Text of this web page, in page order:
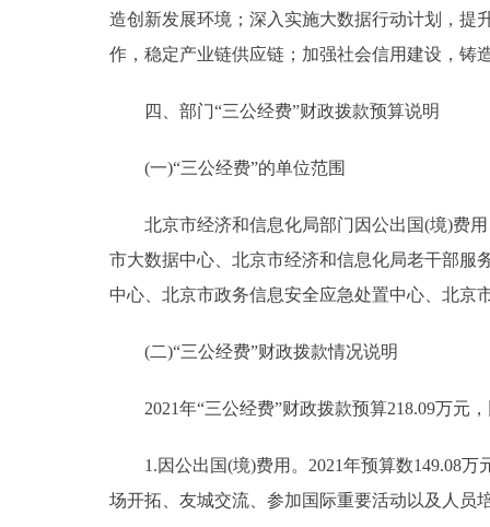
造创新发展环境；深入实施大数据行动计划，提
作，稳定产业链供应链；加强社会信用建设，铸
四、部门“三公经费”财政拨款预算说明
(一)“三公经费”的单位范围
北京市经济和信息化局部门因公出国(境)费用
市大数据中心、北京市经济和信息化局老干部服
中心、北京市政务信息安全应急处置中心、北京
(二)“三公经费”财政拨款情况说明
2021年“三公经费”财政拨款预算218.09万元，
1.因公出国(境)费用。2021年预算数149.08万
场开拓、友城交流、参加国际重要活动以及人员